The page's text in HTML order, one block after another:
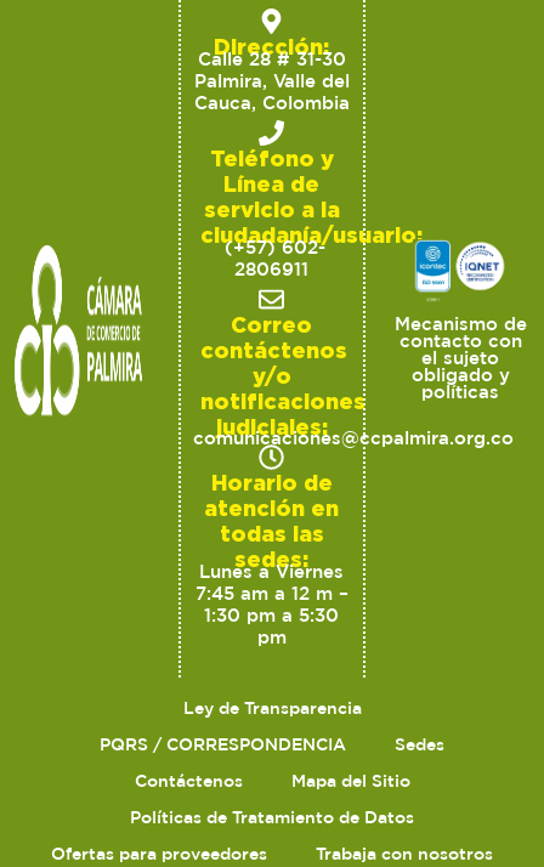
Dirección:
Calle 28 # 31-30
Palmira, Valle del
Cauca, Colombia
Teléfono y
Línea de
servicio a la
ciudadanía/usuario:
(+57) 602-
2806911
Correo
contáctenos
y/o
notificaciones
judiciales:
comunicaciones@ccpalmira.org.co
Horario de
atención en
todas las
sedes:
Lunes a Viernes
7:45 am a 12 m –
1:30 pm a 5:30
pm
Mecanismo de
contacto con
el sujeto
obligado y
políticas
Ley de Transparencia
PQRS / CORRESPONDENCIA
Sedes
Contáctenos
Mapa del Sitio
Políticas de Tratamiento de Datos
Ofertas para proveedores
Trabaja con nosotros